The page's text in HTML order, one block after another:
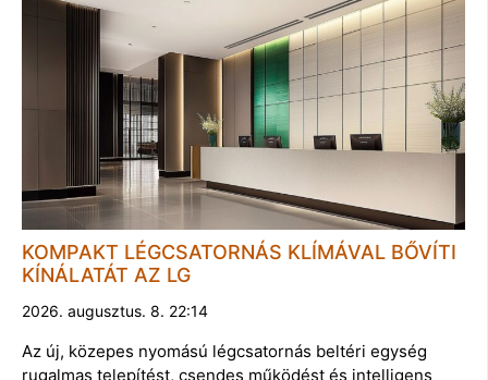
KOMPAKT LÉGCSATORNÁS KLÍMÁVAL BŐVÍTI
KÍNÁLATÁT AZ LG
2026. augusztus. 8. 22:14
Az új, közepes nyomású légcsatornás beltéri egység
rugalmas telepítést, csendes működést és intelligens